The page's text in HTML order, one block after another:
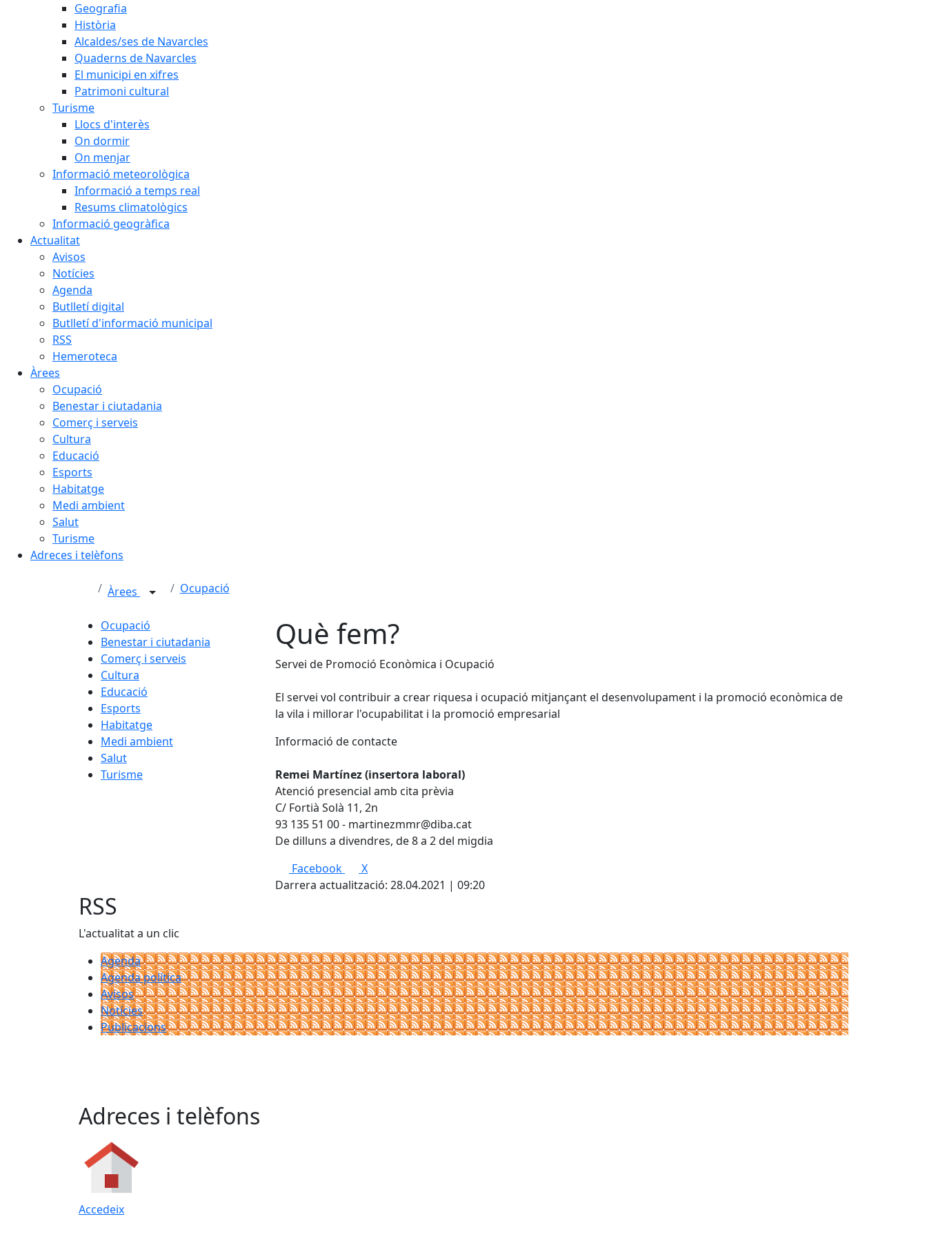
Geografia
Història
Alcaldes/ses de Navarcles
Quaderns de Navarcles
El municipi en xifres
Patrimoni cultural
Turisme
Llocs d'interès
On dormir
On menjar
Informació meteorològica
Informació a temps real
Resums climatològics
Informació geogràfica
Actualitat
Avisos
Notícies
Agenda
Butlletí digital
Butlletí d'informació municipal
RSS
Hemeroteca
Àrees
Ocupació
Benestar i ciutadania
Comerç i serveis
Cultura
Educació
Esports
Habitatge
Medi ambient
Salut
Turisme
Adreces i telèfons
Àrees Ocupació
Ocupació
Benestar i ciutadania
Comerç i serveis
Cultura
Educació
Esports
Habitatge
Medi ambient
Salut
Turisme
Què fem?
Servei de Promoció Econòmica i Ocupació
El servei vol contribuir a crear riquesa i ocupació mitjançant el desenvolupament i la promoció econòmica de
la vila i millorar l'ocupabilitat i la promoció empresarial
Informació de contacte
Remei Martínez (insertora laboral)
Atenció presencial amb cita prèvia
C/ Fortià Solà 11, 2n
93 135 51 00 - martinezmmr@diba.cat
De dilluns a divendres, de 8 a 2 del migdia
Facebook
X
Darrera actualització: 28.04.2021 | 09:20
RSS
L'actualitat a un clic
Agenda
Agenda política
Avisos
Notícies
Publicacions
Adreces i telèfons
Accedeix